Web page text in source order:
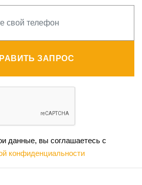
ЗАПРОС
данные, вы соглашаетесь с
конфиденциальности